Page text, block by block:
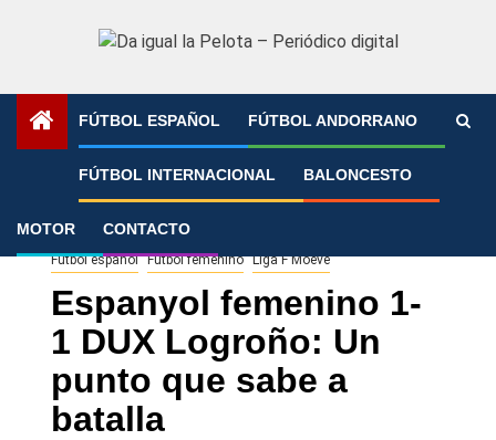
FÚTBOL ESPAÑOL FÚTBOL ANDORRANO
FÚTBOL INTERNACIONAL BALONCESTO
MOTOR CONTACTO
»
Fútbol español Fútbol femenino Liga F Moeve
Espanyol femenino 1-
1 DUX Logroño: Un
punto que sabe a
batalla